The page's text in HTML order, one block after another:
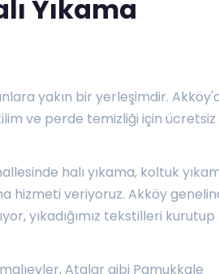
Yıkama
yakın bir yerleşimdir.
ve perde temizliği için ücretsiz
halı yıkama, koltuk
hizmeti veriyoruz. Akköy
yıkadığımız tekstilleri kurutup
,Atalar gibi Pamukkale